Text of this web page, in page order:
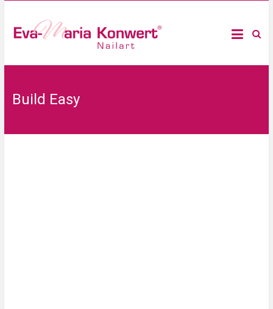
Build Easy